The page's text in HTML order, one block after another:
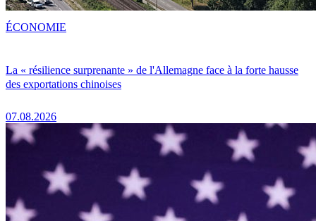
La « résilience surprenante » de l'Allemagne face à la forte hausse
des exportations chinoises
07.08.2026
ÉCONOMIE